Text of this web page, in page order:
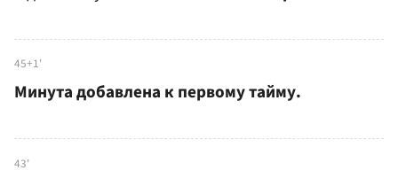
45+1'
Минута добавлена к первому тайму.
43'